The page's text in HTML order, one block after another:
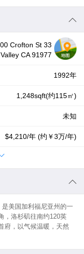
Crofton St 33
CA 91977
1992年
1,248sqft(约115㎡)
未知
$4,210/年 (约 ￥3万/年)
美国加利福尼亚州的一
，洛杉矶往南约120英
府，以气候温暖，天然